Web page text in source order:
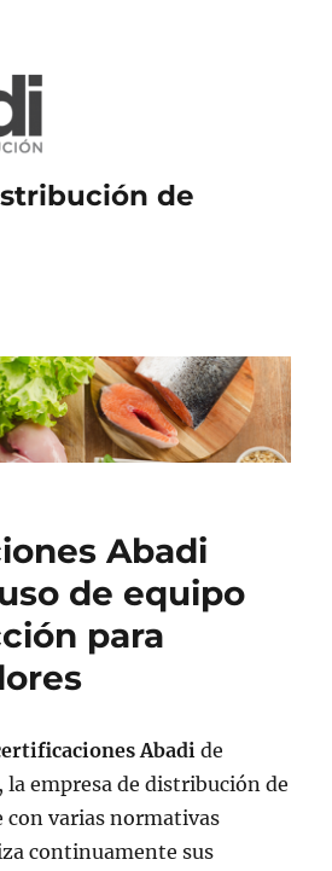
de
Abadi
de equipo
para
Abadi de
la empresa de distribución de
con varias normativas
continuamente sus